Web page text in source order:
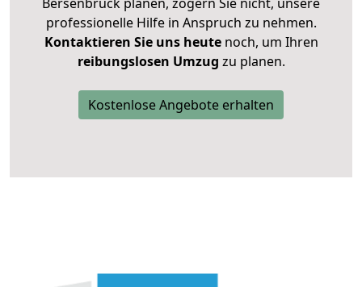
professionelle Hilfe in Anspruch zu nehmen.
Kontaktieren Sie uns heutenoch, um Ihren
reibungslosen Umzug zu planen.
Kostenlose Angebote erhalten